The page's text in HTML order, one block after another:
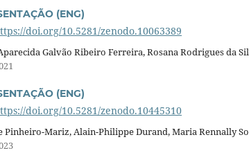
(ENG)
doi.org/10.5281/zenodo.10063389
Galvão Ribeiro Ferreira, Rosana Rodrigues da
(ENG)
doi.org/10.5281/zenodo.10445310
Pinheiro-Mariz, Alain-Philippe Durand, Maria Rennally